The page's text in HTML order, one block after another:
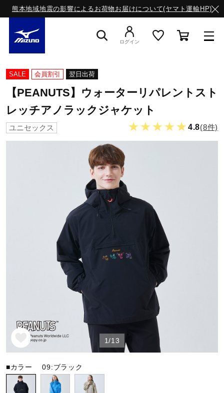
熊本地域地震の影響によるお荷物お届けについて(ヤマト運輸HP)
スニーカー
ライフスタイルウエア
サッカー／フットサル
トレーニング
野球
スイム
バレーボール
ログイン
SALE 会員割引 翌日出荷
【PEANUTS】ウォーターリパレントスト
レッチアノラックジャケット
ユニセックス ★★★★★ 4.8(8件)
1/13
■カラー09:ブラック